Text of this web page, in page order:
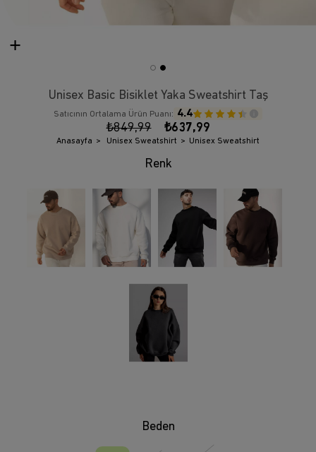
Unisex Basic Bisiklet Yaka Sweatshirt Taş
Satıcının Ortalama Ürün Puanı: 4.4
₺849,99 ₺637,99
Anasayfa Unisex Sweatshirt Unisex Sweatshirt
Beden